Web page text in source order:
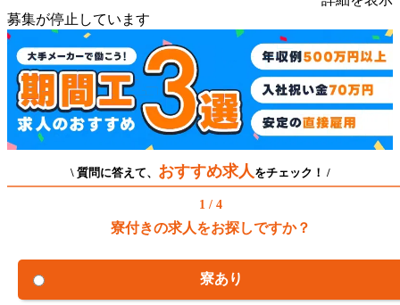
募集が停止しています
\ 質問に答えて、 おすすめ求人 をチェック！ /
1 / 4
寮付きの求人をお探しですか？
寮あり